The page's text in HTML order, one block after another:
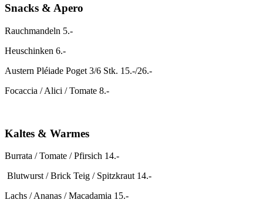
Snacks & Apero
Rauchmandeln 5.-
Heuschinken 6.-
Austern Pléiade Poget 3/6 Stk. 15.-/26.-
Focaccia / Alici / Tomate 8.-
Kaltes & Warmes
Burrata / Tomate / Pfirsich 14.-
Blutwurst / Brick Teig / Spitzkraut 14.-
Lachs / Ananas / Macadamia 15.-